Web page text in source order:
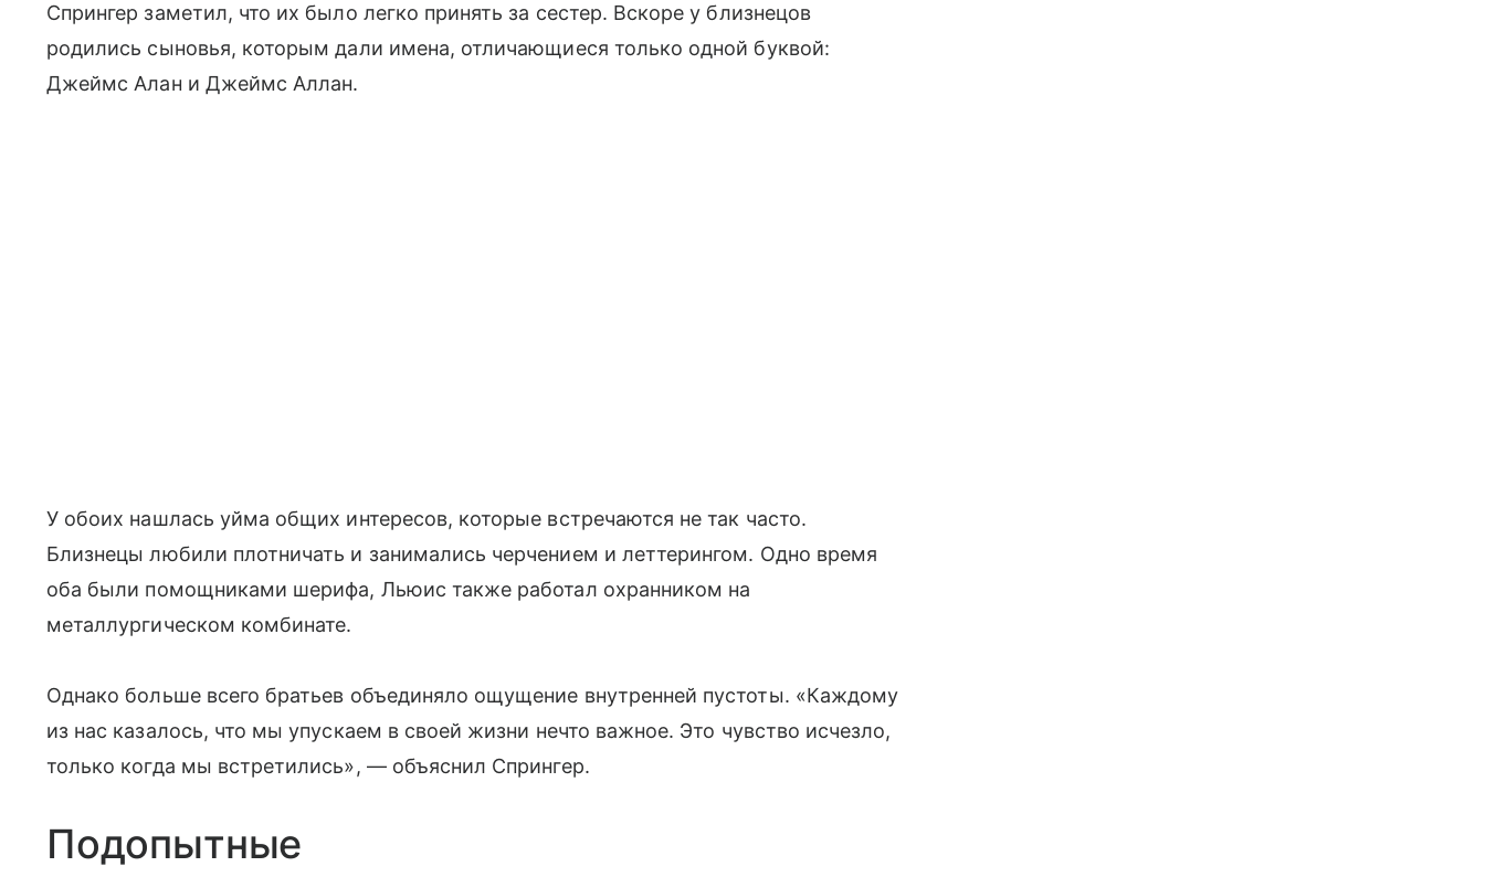
Спрингер заметил, что их было легко принять за сестер. Вскоре у близнецов
родились сыновья, которым дали имена, отличающиеся только одной буквой:
Джеймс Алан и Джеймс Аллан.
У обоих нашлась уйма общих интересов, которые встречаются не так часто.
Близнецы любили плотничать и занимались черчением и леттерингом. Одно время
оба были помощниками шерифа, Льюис также работал охранником на
металлургическом комбинате.
Однако больше всего братьев объединяло ощущение внутренней пустоты. «Каждому
из нас казалось, что мы упускаем в своей жизни нечто важное. Это чувство исчезло,
только когда мы встретились», — объяснил Спрингер.
Подопытные